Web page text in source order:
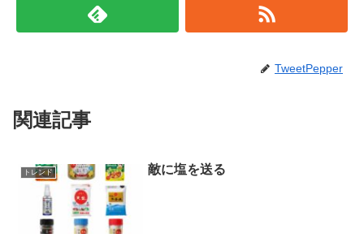
TweetPepper
関連記事
トレンド 敵に塩を送る